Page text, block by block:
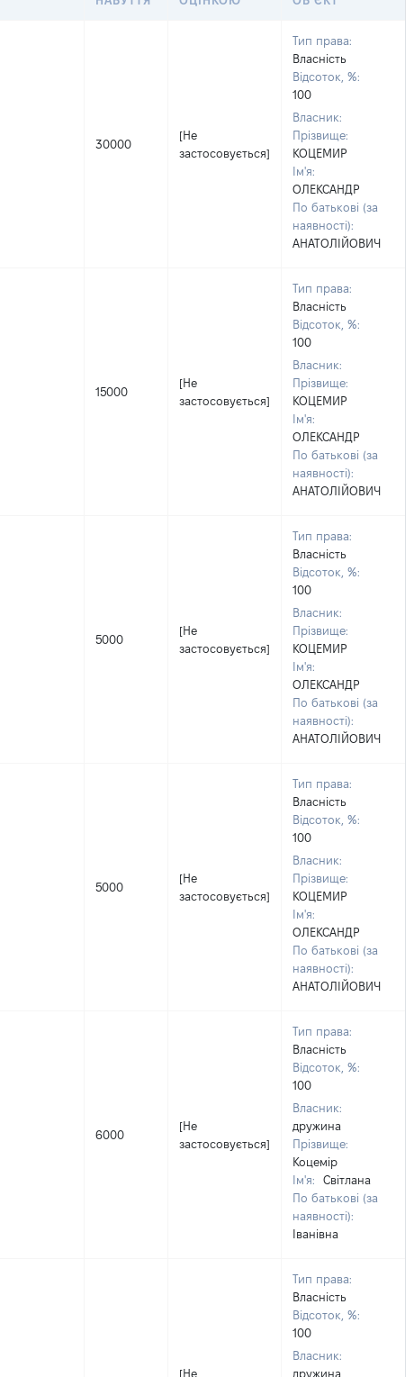
30000
[Не
застосовується]
Тип права:
Власність
Відсоток, %:
100
Власник:
Прізвище:
КОЦЕМИР
Ім'я:
ОЛЕКСАНДР
По батькові (за
наявності):
АНАТОЛІЙОВИЧ
15000
[Не
застосовується]
Тип права:
Власність
Відсоток, %:
100
Власник:
Прізвище:
КОЦЕМИР
Ім'я:
ОЛЕКСАНДР
По батькові (за
наявності):
АНАТОЛІЙОВИЧ
5000
[Не
застосовується]
Тип права:
Власність
Відсоток, %:
100
Власник:
Прізвище:
КОЦЕМИР
Ім'я:
ОЛЕКСАНДР
По батькові (за
наявності):
АНАТОЛІЙОВИЧ
5000
[Не
застосовується]
Тип права:
Власність
Відсоток, %:
100
Власник:
Прізвище:
КОЦЕМИР
Ім'я:
ОЛЕКСАНДР
По батькові (за
наявності):
АНАТОЛІЙОВИЧ
6000
[Не
застосовується]
Тип права:
Власність
Відсоток, %:
100
Власник:
дружина
Прізвище:
Коцемір
Ім'я:
Світлана
По батькові (за
наявності):
Іванівна
[Не
Тип права:
Власність
Відсоток, %:
100
Власник:
дружина